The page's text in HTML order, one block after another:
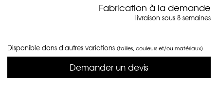
Fabrication à la demande
livraison sous 8 semaines
Disponible dans d'autres variations (tailles, couleurs et/ou matériaux)
Demander un devis